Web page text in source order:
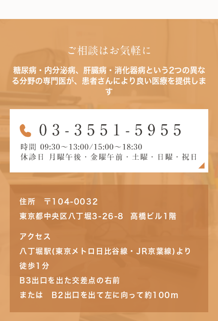
ご相談はお気軽に
糖尿病・内分泌病、肝臓病・消化器病という2つの異な
る分野の専門医が、患者さんにより良い医療を提供しま
す
住所 〒104-0032
東京都中央区八丁堀3-26-8 高橋ビル1階
アクセス
八丁堀駅(東京メトロ日比谷線・JR京葉線)より
徒歩1分
B3出口を出た交差点の右前
または B2出口を出て左に向って約100m